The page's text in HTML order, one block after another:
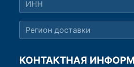
КОНТАКТНАЯ